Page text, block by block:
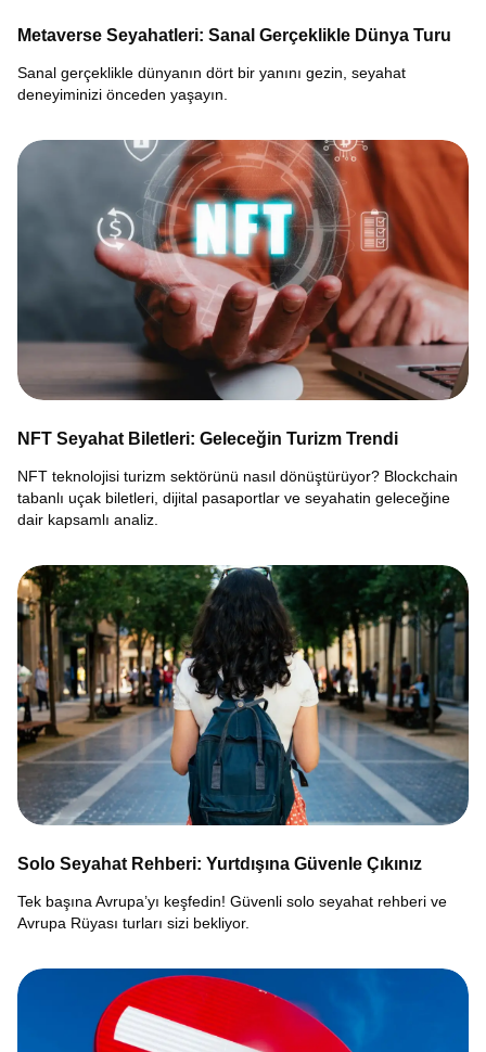
Metaverse Seyahatleri: Sanal Gerçeklikle Dünya Turu
Sanal gerçeklikle dünyanın dört bir yanını gezin, seyahat
deneyiminizi önceden yaşayın.
NFT Seyahat Biletleri: Geleceğin Turizm Trendi
NFT teknolojisi turizm sektörünü nasıl dönüştürüyor? Blockchain
tabanlı uçak biletleri, dijital pasaportlar ve seyahatin geleceğine
dair kapsamlı analiz.
Solo Seyahat Rehberi: Yurtdışına Güvenle Çıkınız
Tek başına Avrupa’yı keşfedin! Güvenli solo seyahat rehberi ve
Avrupa Rüyası turları sizi bekliyor.